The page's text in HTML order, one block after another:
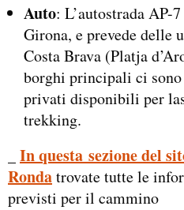
Auto: L’autostrada AP-
Girona, e prevede delle
Costa Brava (Platja
borghi principali ci
privati disponibili per
trekking.
In questa sezione del
Rondatrovate tutte le
previsti per il cammino